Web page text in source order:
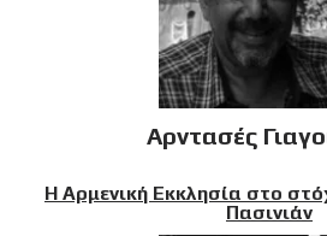
Αρντασές
Η Αρμενική Εκκλησία στο
Πασινιάν